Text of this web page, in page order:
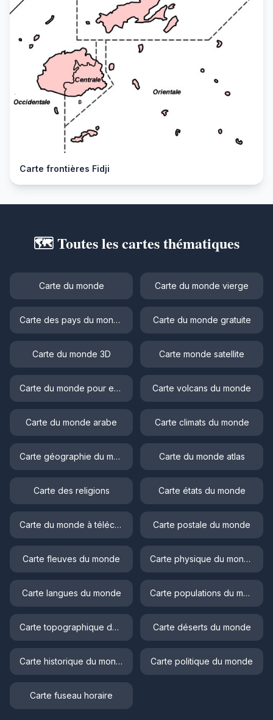
Carte frontières Fidji
🗺️ Toutes les cartes thématiques
Carte du monde Carte du monde vierge
Carte des pays du monde Carte du monde gratuite
Carte du monde 3D Carte monde satellite
Carte du monde pour enfant Carte volcans du monde
Carte du monde arabe Carte climats du monde
Carte géographie du monde Carte du monde atlas
Carte des religions Carte états du monde
Carte du monde à télécharger Carte postale du monde
Carte fleuves du monde Carte physique du monde
Carte langues du monde Carte populations du monde
Carte topographique du monde Carte déserts du monde
Carte historique du monde Carte politique du monde
Carte fuseau horaire